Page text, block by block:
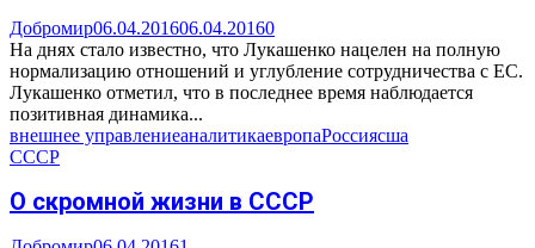
Добромир06.04.201606.04.20160
На днях стало известно, что Лукашенко нацелен на полную
нормализацию отношений и углубление сотрудничества с ЕС.
Лукашенко отметил, что в последнее время наблюдается
позитивная динамика...
внешнее управлениеаналитикаевропаРоссиясша
СССР
О скромной жизни в СССР